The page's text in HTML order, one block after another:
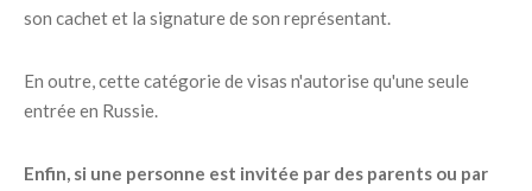
son cachet et la signature de son représentant.
En outre, cette catégorie de visas n'autorise qu'une seule
entrée en Russie.
Enfin, si une personne est invitée par des parents ou par